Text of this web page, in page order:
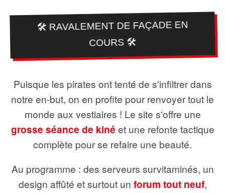
🛠️ RAVALEMENT DE FAÇADE EN
COURS 🛠️
Puisque les pirates ont tenté de s'infiltrer dans
notre en-but, on en profite pour renvoyer tout le
monde aux vestiaires ! Le site s'offre une
grosse séance de kiné et une refonte tactique
complète pour se refaire une beauté.
Au programme : des serveurs survitaminés, un
design affûté et surtout un forum tout neuf,